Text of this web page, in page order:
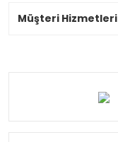
Müşteri Hizmetleri